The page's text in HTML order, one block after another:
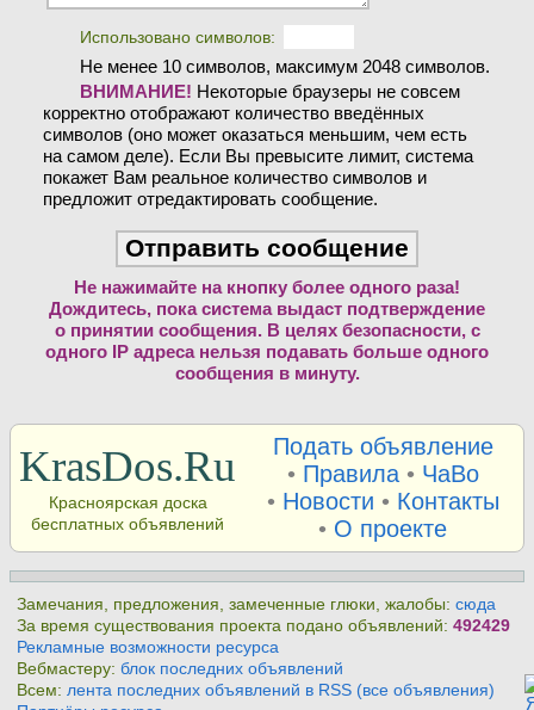
Использовано символов:
Не менее 10 символов, максимум 2048 символов.
ВНИМАНИЕ! Некоторые браузеры не совсем
корректно отображают количество введённых
символов (оно может оказаться меньшим, чем есть
на самом деле). Если Вы превысите лимит, система
покажет Вам реальное количество символов и
предложит отредактировать сообщение.
Не нажимайте на кнопку более одного раза!
Дождитесь, пока система выдаст подтверждение
о принятии сообщения. В целях безопасности, с
одного IP адреса нельзя подавать больше одного
сообщения в минуту.
KrasDos.Ru
Красноярская доска
бесплатных объявлений
Подать объявление
• Правила• ЧаВо
• Новости • Контакты
• О проекте
Замечания, предложения, замеченные глюки, жалобы:сюда
За время существования проекта подано объявлений:492429
Рекламные возможности ресурса
Вебмастеру:блок последних объявлений
Всем:лента последних объявлений в RSS (все объявления)